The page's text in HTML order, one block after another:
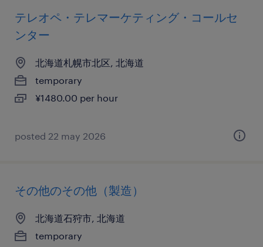
テレオペ・テレマーケティング・コールセ
ンター
北海道札幌市北区, 北海道
temporary
¥1480.00 per hour
posted 22 may 2026
その他のその他（製造）
北海道石狩市, 北海道
temporary